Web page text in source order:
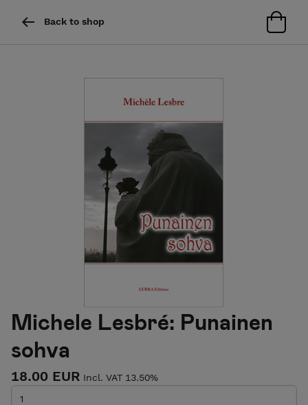
Back to shop
Michele Lesbré: Punainen
sohva
18.00 EUR Incl. VAT 13.50%